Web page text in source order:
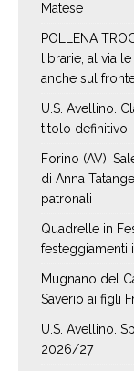
Matese
POLLENA
librarie, al via
anche sul
U.S. Avellino.
titolo definitivo
Forino (AV):
di Anna
patronali
Quadrelle in
festeggiamenti
Mugnano del
Saverio ai figli
U.S. Avellino.
2026/27